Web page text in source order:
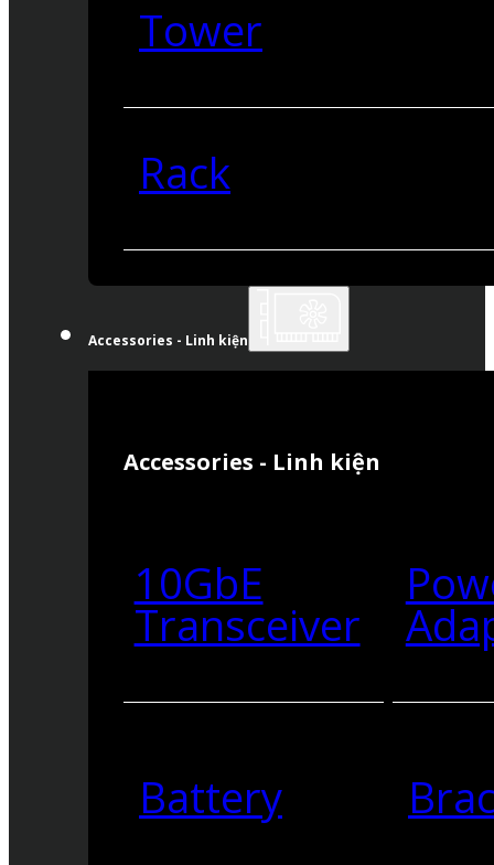
Tower
Rack
Accessories - Linh kiện
Accessories - Linh kiện
10GbE
Transceiver
Battery